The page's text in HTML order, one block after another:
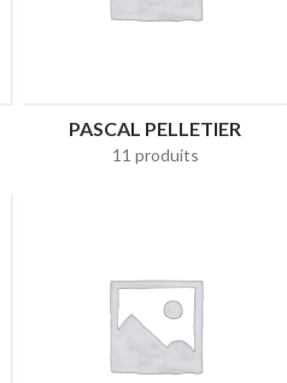
PASCAL PELLETIER
11 produits